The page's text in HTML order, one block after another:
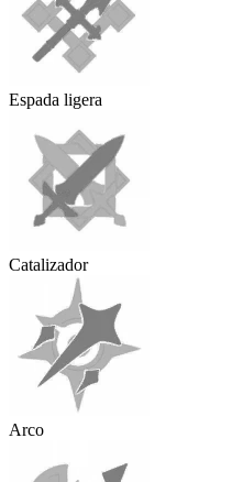
Espada ligera
Catalizador
Arco